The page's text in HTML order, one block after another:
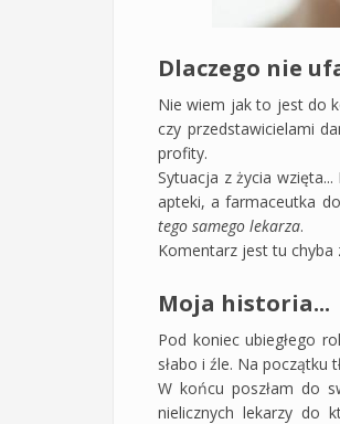
Dlaczego nie
Nie wiem jak to jest do
czy przedstawicielami
profity.
Sytuacja z życia
apteki, a farmaceutka
tego samego lekarza.
Komentarz jest tu chyba
Moja historia...
Pod koniec ubiegłego
słabo i źle. Na początku
W końcu poszłam do
nielicznych lekarzy do